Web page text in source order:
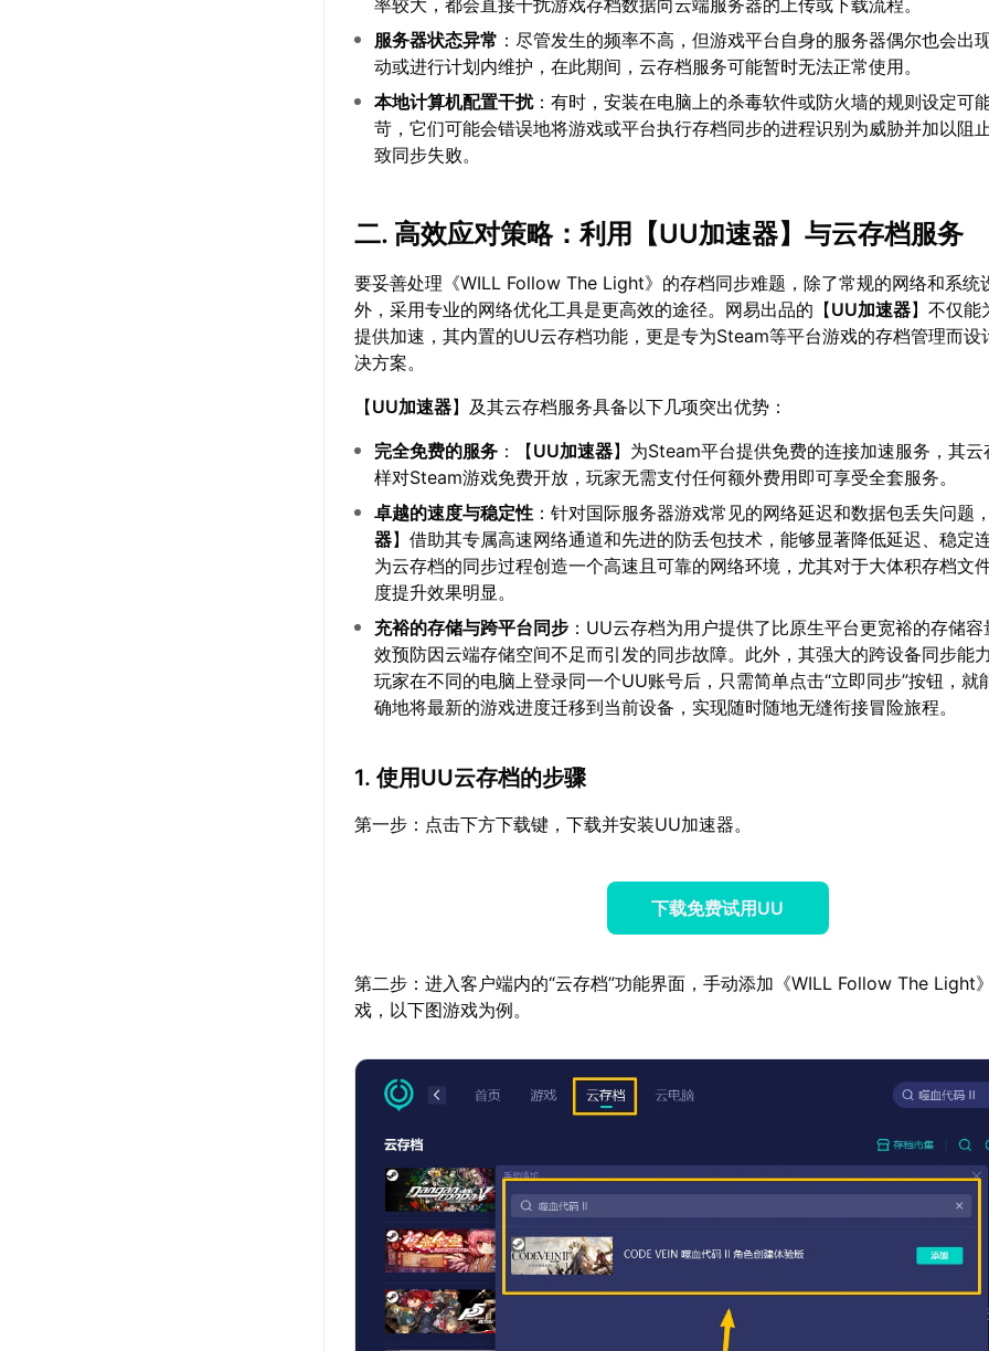
服务器状态异常 ：尽管发生的频率不高，但游戏平台自身的服务器偶尔也会出
动或进行计划内维护，在此期间，云存档服务可能暂时无法正常使用。
本地计算机配置干扰：有时，安装在电脑上的杀毒软件或防火墙的规则设定可
苛，它们可能会错误地将游戏或平台执行存档同步的进程识别为威胁并加以阻
致同步失败。
二. 高效应对策略：利用【UU加速器】与云存档服务
要妥善处理《WILL Follow The Light》的存档同步难题，除了常规的网络和系统
外，采用专业的网络优化工具是更高效的途径。网易出品的【UU加速器】不仅能
提供加速，其内置的UU云存档功能，更是专为Steam等平台游戏的存档管理而设
决方案。
【UU加速器】及其云存档服务具备以下几项突出优势：
完全免费的服务 ：【UU加速器】为Steam平台提供免费的连接加速服务，其
样对Steam游戏免费开放，玩家无需支付任何额外费用即可享受全套服务。
卓越的速度与稳定性 ：针对国际服务器游戏常见的网络延迟和数据包丢失问题
器】借助其专属高速网络通道和先进的防丢包技术，能够显著降低延迟、稳定
为云存档的同步过程创造一个高速且可靠的网络环境，尤其对于大体积存档文
度提升效果明显。
充裕的存储与跨平台同步 ：UU云存档为用户提供了比原生平台更宽裕的存储
效预防因云端存储空间不足而引发的同步故障。此外，其强大的跨设备同步能
玩家在不同的电脑上登录同一个UU账号后，只需简单点击“立即同步”按钮，就
确地将最新的游戏进度迁移到当前设备，实现随时随地无缝衔接冒险旅程。
1. 使用UU云存档的步骤
第一步：点击下方下载键，下载并安装UU加速器。
下载免费试用UU
第二步：进入客户端内的“云存档”功能界面，手动添加《WILL Follow The Light
戏，以下图游戏为例。